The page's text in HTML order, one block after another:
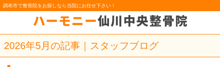
調布市で整骨院をお探しなら当院にお任せ下さい！
2026年5月の記事｜スタッフブログ